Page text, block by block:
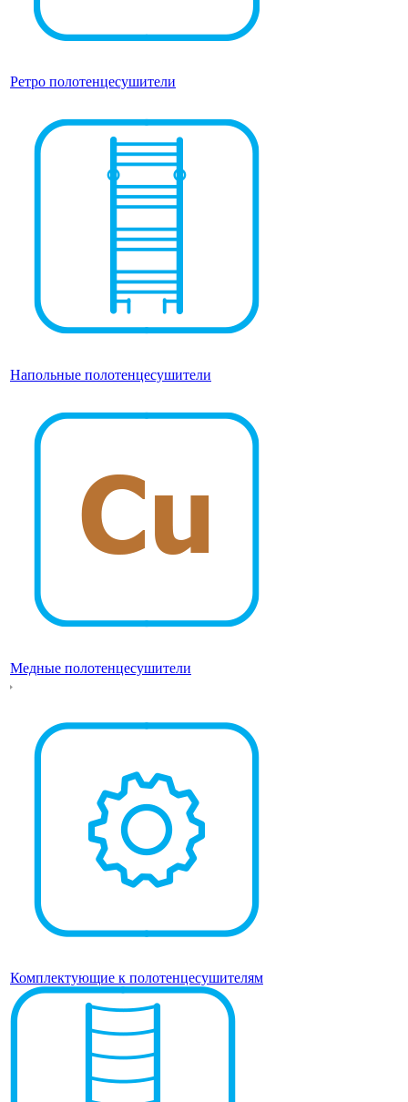
Ретро полотенцесушители
Напольные полотенцесушители
Медные полотенцесушители
Комплектующие к полотенцесушителям